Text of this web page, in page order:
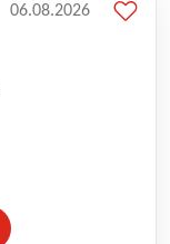
06.08.2026